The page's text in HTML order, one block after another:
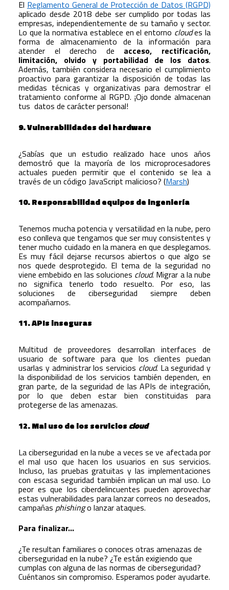
El Reglamento General de Protección de Datos (RGPD)
aplicado desde 2018 debe ser cumplido por todas las
empresas, independientemente de su tamaño y sector.
Lo que la normativa establece en el entorno cloudes la
forma de almacenamiento de la información para
atender el derecho de acceso, rectificación,
limitación, olvido y portabilidad de los datos.
Además, también considera necesario el cumplimiento
proactivo para garantizar la disposición de todas las
medidas técnicas y organizativas para demostrar el
tratamiento conforme al RGPD. ¡Ojo donde almacenan
tus datos de carácter personal!
9. Vulnerabilidades del hardware
¿Sabías que un estudio realizado hace unos años
demostró que la mayoría de los microprocesadores
actuales pueden permitir que el contenido se lea a
través de un código JavaScript malicioso? (Marsh)
10. Responsabilidad equipos de ingeniería
Tenemos mucha potencia y versatilidad en la nube, pero
eso conlleva que tengamos que ser muy consistentes y
tener mucho cuidado en la manera en que desplegamos.
Es muy fácil dejarse recursos abiertos o que algo se
nos quede desprotegido. El tema de la seguridad no
viene embebido en las soluciones cloud. Migrar a la nube
no significa tenerlo todo resuelto. Por eso, las
soluciones de ciberseguridad siempre deben
acompañarnos.
11. APIs inseguras
Multitud de proveedores desarrollan interfaces de
usuario de software para que los clientes puedan
usarlas y administrar los servicios cloud. La seguridad y
la disponibilidad de los servicios también dependen, en
gran parte, de la seguridad de las APIs de integración,
por lo que deben estar bien constituidas para
protegerse de las amenazas.
12. Mal uso de los servicios cloud
La ciberseguridad en la nube a veces se ve afectada por
el mal uso que hacen los usuarios en sus servicios.
Incluso, las pruebas gratuitas y las implementaciones
con escasa seguridad también implican un mal uso. Lo
peor es que los ciberdelincuentes pueden aprovechar
estas vulnerabilidades para lanzar correos no deseados,
campañas phishingo lanzar ataques.
Para finalizar…
¿Te resultan familiares o conoces otras amenazas de
ciberseguridad en la nube? ¿Te están exigiendo que
cumplas con alguna de las normas de ciberseguridad?
Cuéntanos sin compromiso. Esperamos poder ayudarte.